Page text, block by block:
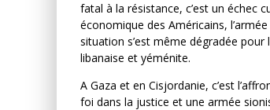
fatal à la résistance, c’est un échec
économique des Américains,
situation s’est même dégradée
libanaise et yéménite.
A Gaza et en Cisjordanie, c’est
foi dans la justice et une armée